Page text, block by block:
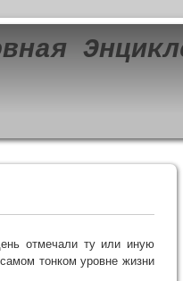
отмечали ту или иную
тонком уровне жизни